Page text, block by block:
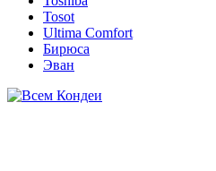
Tosot
Ultima Comfort
Бирюса
Эван